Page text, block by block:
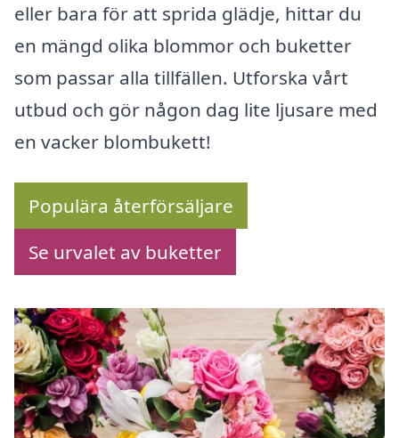
eller bara för att sprida glädje, hittar du
en mängd olika blommor och buketter
som passar alla tillfällen. Utforska vårt
utbud och gör någon dag lite ljusare med
en vacker blombukett!
Populära återförsäljare
Se urvalet av buketter